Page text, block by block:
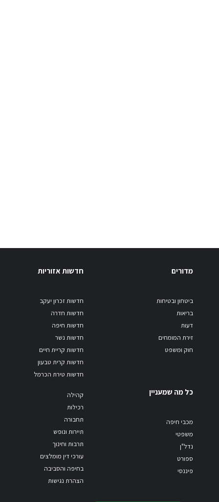
מדורים
ביטחון ובטיחות
בריאות
דעות
זירת המומחים
חוק ומשפט
חדשות אזוריות
חדשות זכרון יעקב
חדשות חדרה
חדשות חיפה
חדשות נשר
חדשות קריית חיים
חדשות קרית טבעון
חדשות טירת הכרמל
כל מה שמעניין
מכבי חיפה
משפטי
נדל"ן
ספורט
פיננסי
קהילה
רכילות
תחבורה
תיירות ונופש
תרבות וחינוך
עורכי דין מומלצים
בחיפה והסביבה
הצהרת נגישות